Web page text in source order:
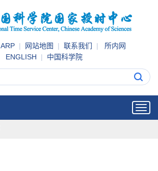
ARP | 网站地图 | 联系我们 | 所内网
ENGLISH | 中国科学院